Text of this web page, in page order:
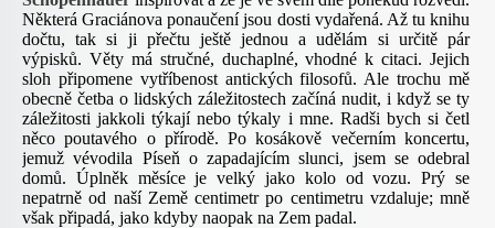
Některá Graciánova ponaučení jsou dosti vydařená. Až tu knihu
dočtu, tak si ji přečtu ještě jednou a udělám si určitě pár
výpisků. Věty má stručné, duchaplné, vhodné k citaci. Jejich
sloh připomene vytříbenost antických filosofů. Ale trochu mě
obecně četba o lidských záležitostech začíná nudit, i když se ty
záležitosti jakkoli týkají nebo týkaly i mne. Radši bych si četl
něco poutavého o přírodě. Po kosákově večerním koncertu,
jemuž vévodila Píseň o zapadajícím slunci, jsem se odebral
domů. Úplněk měsíce je velký jako kolo od vozu. Prý se
nepatrně od naší Země centimetr po centimetru vzdaluje; mně
však připadá, jako kdyby naopak na Zem padal.